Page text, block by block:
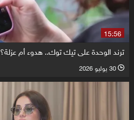
15:56
ترند الوحدة على تيك توك.. هدوء أم عزلة؟
l 30 يوليو 2026